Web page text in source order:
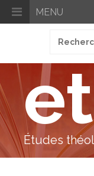
MENU
pour
Études